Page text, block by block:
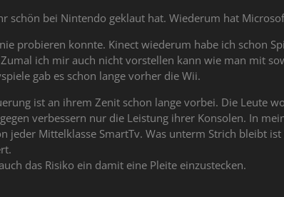
schön bei Nintendo geklaut hat. Wiederum hat
probieren konnte. Kinect wiederum habe ich schon
ich mir auch nicht vorstellen kann wie man mit
gab es schon lange vorher die Wii.
ist an ihrem Zenit schon lange vorbei. Die Leute
verbessern nur die Leistung ihrer Konsolen. In
jeder Mittelklasse SmartTv. Was unterm Strich bleibt
das Risiko ein damit eine Pleite einzustecken.